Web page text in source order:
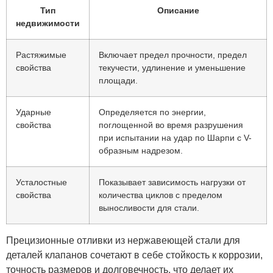
Тип
недвижимости
Описание
Растяжимые
свойства
Включает предел прочности, предел
текучести, удлинение и уменьшение
площади.
Ударные
свойства
Определяется по энергии,
поглощенной во время разрушения
при испытании на удар по Шарпи с V-
образным надрезом.
Усталостные
свойства
Показывает зависимость нагрузки от
количества циклов с пределом
выносливости для стали.
Прецизионные отливки из нержавеющей стали для
деталей клапанов сочетают в себе стойкость к коррозии,
точность размеров и долговечность, что делает их